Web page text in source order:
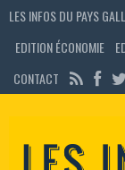
LES INFOS DU PAYS
EDITION ÉCONOMIE
CONTACT